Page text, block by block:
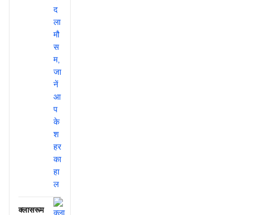
क्लासरूम